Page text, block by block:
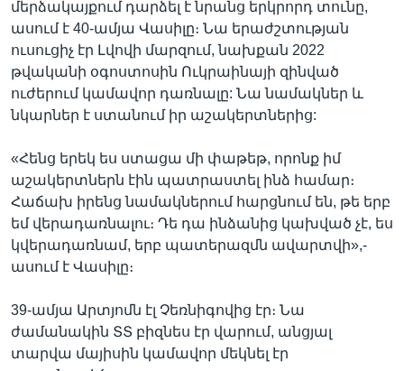
մերձակայքում դարձել է նրանց երկրորդ տունը,
ասում է 40-ամյա Վասիլը։ Նա երաժշտության
ուսուցիչ էր Լվովի մարզում, նախքան 2022
թվականի օգոստոսին Ուկրաինայի զինված
ուժերում կամավոր դառնալը: Նա նամակներ և
նկարներ է ստանում իր աշակերտներից:
«Հենց երեկ ես ստացա մի փաթեթ, որոնք իմ
աշակերտներն էին պատրաստել ինձ համար։
Հաճախ իրենց նամակներում հարցնում են, թե երբ
եմ վերադառնալու։ Դե դա ինձանից կախված չէ, ես
կվերադառնամ, երբ պատերազմն ավարտվի»,-
ասում է Վասիլը։
39-ամյա Արտյոմն էլ Չեռնիգովից էր։ Նա
ժամանակին ՏՏ բիզնես էր վարում, անցյալ
տարվա մայիսին կամավոր մեկնել էր